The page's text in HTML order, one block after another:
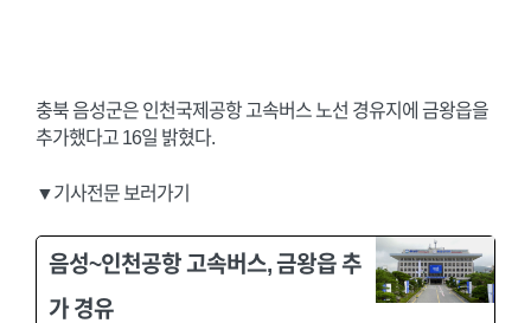
충북 음성군은 인천국제공항 고속버스 노선 경유지에 금왕읍을
추가했다고 16일 밝혔다.
▼기사전문 보러가기
음성~인천공항 고속버스, 금왕읍 추
가 경유